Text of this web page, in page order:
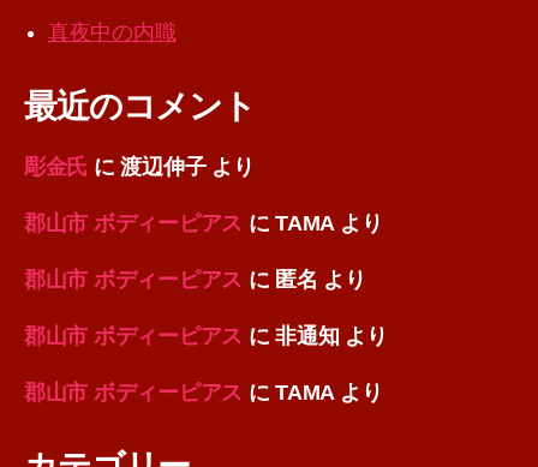
真夜中の内職
最近のコメント
彫金氏 に渡辺伸子より
郡山市 ボディーピアス にTAMAより
郡山市 ボディーピアス に 匿名 より
郡山市 ボディーピアス に非通知 より
郡山市 ボディーピアス にTAMAより